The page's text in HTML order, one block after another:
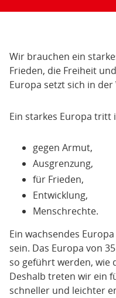
Wir brauchen ein
Frieden, die Freiheit
Europa setzt sich in
Ein starkes Europa
gegen Armut,
Ausgrenzung,
für Frieden,
Entwicklung,
Menschrechte.
Ein wachsendes
sein. Das Europa von
so geführt werden, wie
Deshalb treten wir ein
schneller und leichter